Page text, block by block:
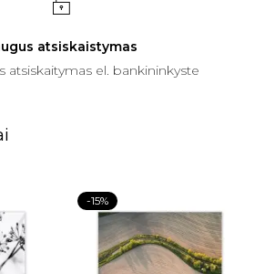
atsiskaistymas
atsiskaitymas el. bankininkyste
-15%